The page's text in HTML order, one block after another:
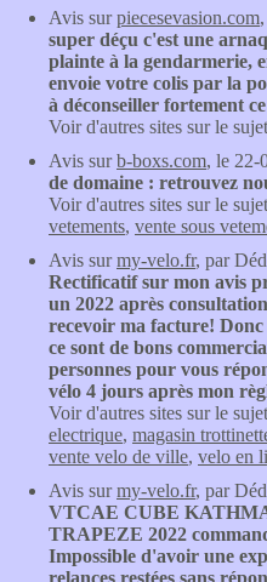
Avis surpiecesevasion.com
super déçu c'est une
plainte à la gendarmerie,
envoie votre colis par la
à déconseiller fortement
Voir d'autres sites sur le
Avis surb-boxs.com, le 22-
de domaine : retrouvez
Voir d'autres sites sur le
vetements, vente sous
Avis surmy-velo.fr, par
Rectificatif sur mon avis
un 2022 après
recevoir ma facture!
ce sont de bons
personnes pour vous
vélo 4 jours après mon
Voir d'autres sites sur le
electrique, magasin
vente velo de ville, velo en
Avis surmy-velo.fr, par
VTCAE CUBE
TRAPEZE 2022
Impossible d'avoir une
relances restées sans